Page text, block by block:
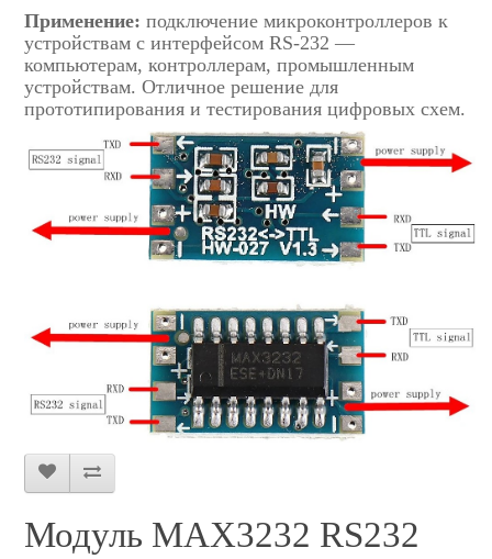
Применение: подключение микроконтроллеров к
устройствам с интерфейсом RS-232 —
компьютерам, контроллерам, промышленным
устройствам. Отличное решение для
прототипирования и тестирования цифровых схем.
Модуль MAX3232 RS232